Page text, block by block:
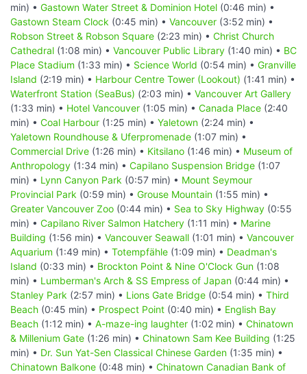
min) • Gastown Water Street & Dominion Hotel (0:46 min) •
Gastown Steam Clock (0:45 min) • Vancouver (3:52 min) •
Robson Street & Robson Square (2:23 min) • Christ Church
Cathedral (1:08 min) • Vancouver Public Library (1:40 min) • BC
Place Stadium (1:33 min) • Science World (0:54 min) • Granville
Island (2:19 min) • Harbour Centre Tower (Lookout) (1:41 min) •
Waterfront Station (SeaBus) (2:03 min) • Vancouver Art Gallery
(1:33 min) • Hotel Vancouver (1:05 min) • Canada Place (2:40
min) • Coal Harbour (1:25 min) • Yaletown (2:24 min) •
Yaletown Roundhouse & Uferpromenade (1:07 min) •
Commercial Drive (1:26 min) • Kitsilano (1:46 min) • Museum of
Anthropology (1:34 min) • Capilano Suspension Bridge (1:07
min) • Lynn Canyon Park (0:57 min) • Mount Seymour
Provincial Park (0:59 min) • Grouse Mountain (1:55 min) •
Greater Vancouver Zoo (0:44 min) • Sea to Sky Highway (0:55
min) • Capilano River Salmon Hatchery (1:11 min) • Marine
Building (1:56 min) • Vancouver Seawall (1:01 min) • Vancouver
Aquarium (1:49 min) • Totempfähle (1:09 min) • Deadman's
Island (0:33 min) • Brockton Point & Nine O'Clock Gun (1:08
min) • Lumberman's Arch & SS Empress of Japan (0:44 min) •
Stanley Park (2:57 min) • Lions Gate Bridge (0:54 min) • Third
Beach (0:45 min) • Prospect Point (0:40 min) • English Bay
Beach (1:12 min) • A-maze-ing laughter (1:02 min) • Chinatown
& Millenium Gate (1:26 min) • Chinatown Sam Kee Building (1:25
min) • Dr. Sun Yat-Sen Classical Chinese Garden (1:35 min) •
Chinatown Balkone (0:48 min) • Chinatown Canadian Bank of